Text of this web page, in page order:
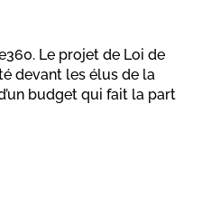
Le projet de Loi de
devant les élus de la
budget qui fait la part